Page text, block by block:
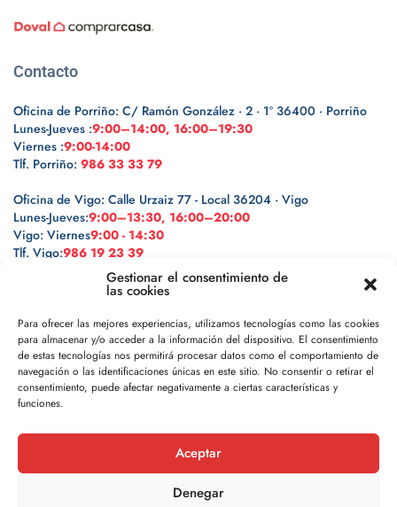
Gestionar el consentimiento de
las cookies
Para ofrecer las mejores experiencias, utilizamos tecnologías como las cookies
para almacenar y/o acceder a la información del dispositivo. El consentimiento
de estas tecnologías nos permitirá procesar datos como el comportamiento de
navegación o las identificaciones únicas en este sitio. No consentir o retirar el
consentimiento, puede afectar negativamente a ciertas características y
funciones.
Aceptar
Denegar
Contacto
Oficina de Porriño: C/ Ramón González · 2 · 1º 36400 · Porriño
Lunes-Jueves :9:00–14:00, 16:00–19:30
Viernes :9:00-14:00
Tlf. Porriño: 986 33 33 79
Oficina de Vigo: Calle Urzaiz 77 - Local 36204 · Vigo
Lunes-Jueves:9:00–13:30, 16:00–20:00
Vigo: Viernes9:00 - 14:30
Tlf. Vigo:986 19 23 39
Legal
Política de privacidad